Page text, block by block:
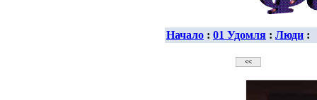
Начало : 01 Удомля : Люди :